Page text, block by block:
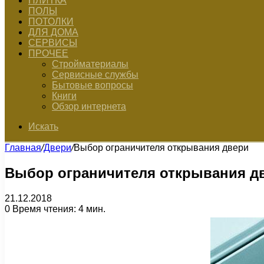
ПОЛЫ
ПОТОЛКИ
ДЛЯ ДОМА
СЕРВИСЫ
ПРОЧЕЕ
Стройматериалы
Сервисные службы
Бытовые вопросы
Книги
Обзор интернета
Искать
Главная/Двери/Выбор ограничителя открывания двери
Выбор ограничителя открывания
21.12.2018
0 Время чтения: 4 мин.